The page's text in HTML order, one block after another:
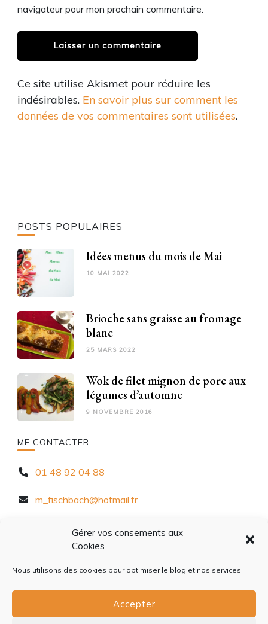
Gérer vos consements aux
Cookies
Nous utilisons des cookies pour optimiser le blog et nos services.
Accepter
navigateur pour mon prochain commentaire.
Ce site utilise Akismet pour réduire les
indésirables. En savoir plus sur comment les
données de vos commentaires sont utilisées.
POSTS POPULAIRES
Idées menus du mois de Mai
10 MAI 2022
Brioche sans graisse au fromage
blanc
25 MARS 2022
Wok de filet mignon de porc aux
légumes d’automne
9 NOVEMBRE 2016
ME CONTACTER
01 48 92 04 88
m_fischbach@hotmail.fr
10 Rue Chèvre d'Autreville, 94320 Thiais